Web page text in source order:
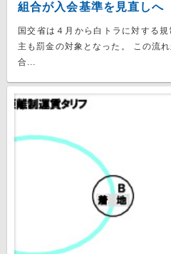
組合が入会基準を見直しへ
国交省は４月から白トラに対する
主も罰金の対象となった。 この流
合...